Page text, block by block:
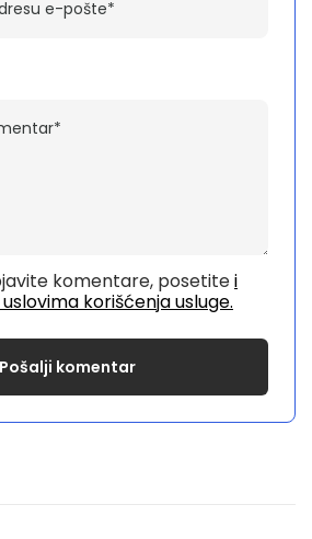
komentare, posetitei
korišćenja usluge.